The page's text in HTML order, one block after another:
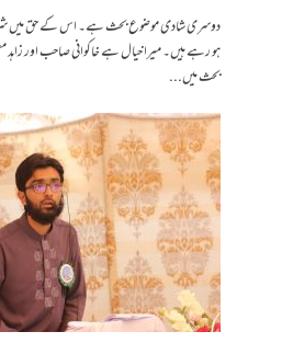
دوسری شادی موضوع بحث ہے۔ اس کے حق میں شرعی
ہو رہے ہیں۔ میرا خیال ہے خاکوانی صاحب اور
بحث میں...